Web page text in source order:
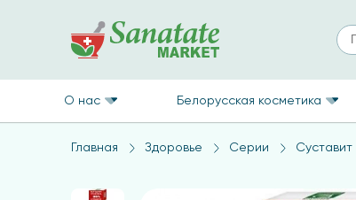
О нас Белорусская косметика
Главная Здоровье Серии Суставит